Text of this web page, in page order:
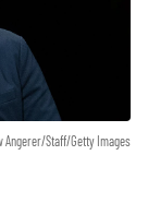
Angerer/Staff/Getty Images